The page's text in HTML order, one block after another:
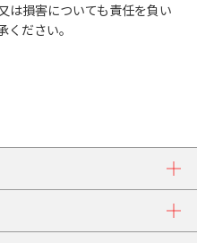
は損害についても責任を負い
ださい。